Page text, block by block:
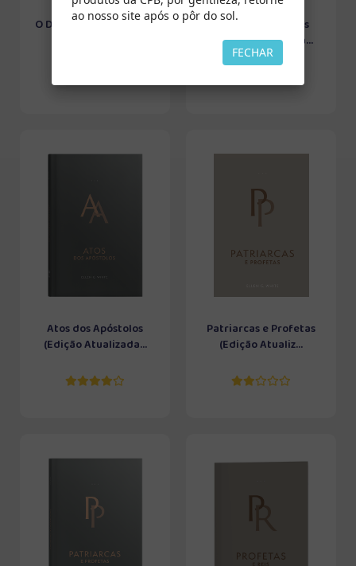
O Desejado de Todas as
Atos dos Apóstolos
(Edição Atualizada...
Atos dos Apóstolos
(Edição Atualizada...
Patriarcas e Profetas
(Edição Atualiz...
ao nosso site após o pôr do sol.
FECHAR